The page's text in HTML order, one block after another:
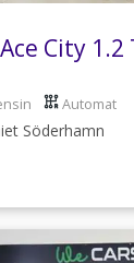
City 1.2
Automat
Söderhamn